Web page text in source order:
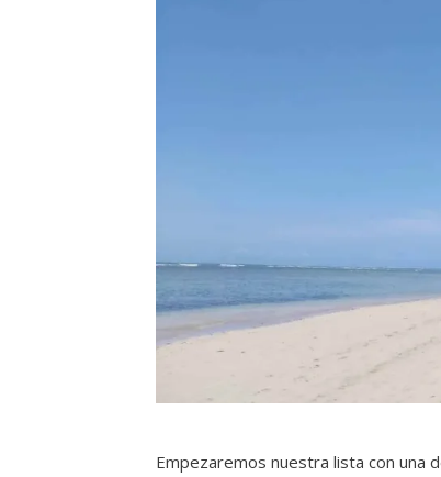
Empezaremos nuestra lista con una